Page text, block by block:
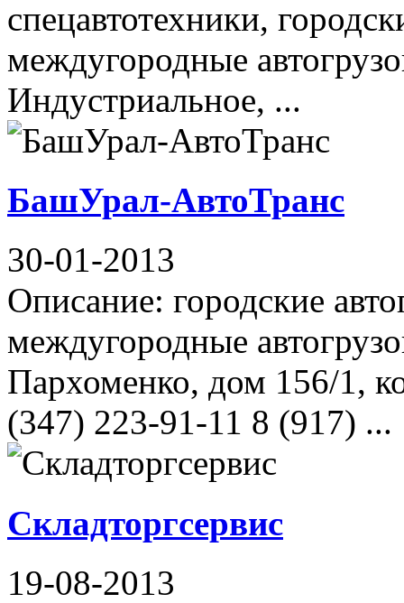
спецавтотехники,
междугородные
Индустриальное, ...
БашУрал-АвтоТранс
30-01-2013
Описание: городские
междугородные
Пархоменко, дом 156/1,
(347) 223-91-11 8 (917) ...
Складторгсервис
19-08-2013